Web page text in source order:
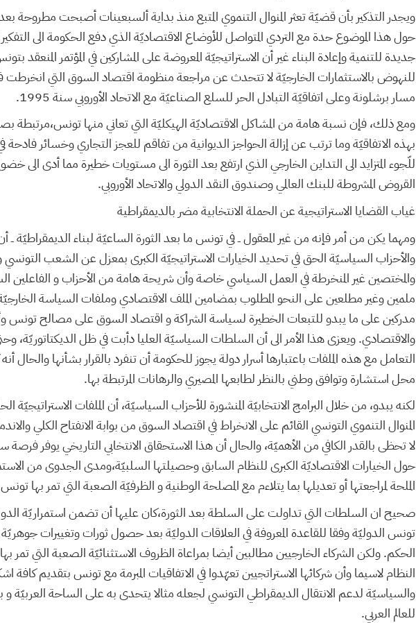
ويجدر التذكير بأن قضيّة تعثر المنوال التنموي المتبع منذ بداية ألسبعينات أصبحت مطروحة
حول هذا الموضوع حدة مع التردي المتواصل للأوضاع الاقتصاديّة الذي دفع الحكومة الى
جديدة للتنمية وإعادة البناء غير أن الاستراتيجيّة المعروضة على المشاركين في المؤتمر المنعقد
للنهوض بالاستثمارات الخارجيّة لا تتحدث عن مراجعة منظومة اقتصاد السوق التي انخرطت
مسار برشلونة وعلى اتفاقيّة التبادل الحر للسلع الصناعيّة مع الاتحاد الأوروبي سنة 1995.
ومع ذلك، فإن نسبة هامة من المشاكل الاقتصاديّة الهيكليّة التي تعاني منها تونس،مرتبطة
بهذه الاتفاقيّة وما ترتب عن إزالة الحواجز الديوانية من تفاقم للعجز التجاري وخسائر فادحة
للّجوء المتزايد الى التداين الخارجي الذي ارتفع بعد الثورة الى مستويات خطيرة مما أدى الى
القروض المشروطة للبنك العالمي وصندوق النقد الدولي والاتحاد الأوروبي.
غياب القضايا الاستراتيجية عن الحملة الانتخابية مضر بالديمقراطية
ومهما يكن من أمر فإنه من غير المعقول ــ في تونس ما بعد الثورة الساعيّة لبناء الديمقراطيّة
والأحزاب السياسيّة الحق في تحديد الخيارات الاستراتيجيّة الكبرى بمعزل عن الشعب التونسي
والمختصين غير المنخرطة في العمل السياسي خاصة وأن شريحة هامة من الأحزاب و الفاعلين
ملمين وغير مطلعين على النحو المطلوب بمضامين الملف الاقتصادي وملفات السياسة
مدركين على ما يبدو للتبعات الخطيرة لسياسة الشراكة و اقتصاد السوق على مصالح تونس
والاقتصادي. ويعزى هذا الأمر الى أن السلطات السياسيّة العليا دأبت في ظل الديكتاتوريّة،
التعامل مع هذه الملفات باعتبارها أسرار دولة يجوز للحكومة أن تنفرد بالقرار بشأنها والحال
محل استشارة وتوافق وطني بالنظر لطابعها المصيري والرهانات المرتبطة بها.
لكنه يبدو، من خلال البرامج الانتخابيّة المنشورة للأحزاب السياسيّة، أن الملفات الاستراتيجيّة
المنوال التنموي التونسي القائم على الانخراط في اقتصاد السوق من بوابة الانفتاح الكلي
لا تحظى بالقدر الكافي من الأهميّة، والحال أن هذا الاستحقاق الانتخابي التاريخي يوفر
حول الخيارات الاقتصاديّة الكبرى للنظام السابق وحصيلتها السلبيّة،ومدى الجدوى من
الملحة لمراجعتها أو تعديلها بما يتلاءم مع المصلحة الوطنية و الظرفيّة الصعبة التي تمر بها
صحيح ان السلطات التي تداولت على السلطة بعد الثورة،كان عليها أن تضمن استمراريّة
تونس الدوليّة وفقا للقاعدة المعروفة في العلاقات الدوليّة بعد حصول ثورات وتغييرات
الحكم. ولكن الشركاء الخارجيين مطالبين أيضا بمراعاة الظروف الاستثنائيّة الصعبة التي
النظام لاسيما وأن شركائها الاستراتجيين تعهّدوا في الاتفاقيات المبرمة مع تونس بتقديم كافة
والسياسيّة لدعم الانتقال الديمقراطي التونسي لجعله مثالا يتحدى به على الساحة العربيّة و
للعالم العربي.